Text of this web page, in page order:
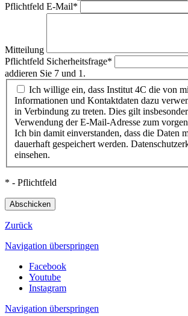
Pflichtfeld E-Mail*
Mitteilung
Pflichtfeld Sicherheitsfrage*
addieren Sie 7 und 1.
Ich willige ein, dass Institut 4C die von
Informationen und Kontaktdaten dazu
in Verbindung zu treten. Dies gilt
Verwendung der E-Mail-Adresse zum
Ich bin damit einverstanden, dass die Daten
dauerhaft gespeichert werden.
einsehen.
* - Pflichtfeld
Abschicken
Zurück
Navigation überspringen
Facebook
Youtube
Instagram
Navigation überspringen